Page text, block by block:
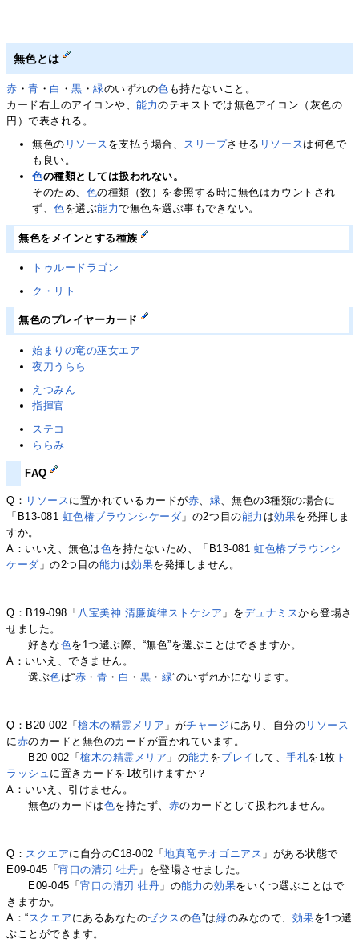
無色とは
赤 ・青 ・ 白 ・黒 ・緑のいずれの色 も持たないこと。
カード右上のアイコンや、能力のテキストでは無色アイコン（灰色の
円）で表される。
無色の リソース を支払う場合、 スリープさせる リソースは何色で
も良い。
色の種類としては扱われない。
そのため、 色の種類（数）を参照する時に無色はカウントされ
ず、色を選ぶ能力で無色を選ぶ事もできない。
無色をメインとする種族
トゥルードラゴン
ク・リト
無色のプレイヤーカード
始まりの竜の巫女エア
夜刀うらら
えつみん
指揮官
ステコ
ららみ
FAQ
Q： リソースに置かれているカードが赤、 緑、無色の3種類の場合に
「B13-081 虹色椿ブラウンシケーダ 」の2つ目の能力 は効果を発揮しま
すか。
A：いいえ、無色は色を持たないため、「B13-081虹色椿ブラウンシ
ケーダ 」の2つ目の能力 は効果を発揮しません。
Q：B19-098「 八宝美神 清廉旋律ストケシア 」をデュナミスから登場さ
せました。
好きな色を1つ選ぶ際、“無色”を選ぶことはできますか。
A：いいえ、できません。
選ぶ色は“赤 ・ 青 ・ 白 ・ 黒 ・ 緑”のいずれかになります。
Q：B20-002「槍木の精霊メリア 」がチャージ にあり、自分の リソース
に赤のカードと無色のカードが置かれています。
B20-002「槍木の精霊メリア 」の能力 を プレイ して、手札を1枚 ト
ラッシュ に置きカードを1枚引けますか？
A：いいえ、引けません。
無色のカードは色を持たず、 赤のカードとして扱われません。
Q： スクエアに自分のC18-002「地真竜テオゴニアス 」がある状態で
E09-045「宵口の清刃 牡丹 」を登場させました。
E09-045「宵口の清刃 牡丹 」の能力の効果をいくつ選ぶことはで
きますか。
A：“スクエア にあるあなたのゼクスの色”は緑のみなので、 効果を1つ選
ぶことができます。